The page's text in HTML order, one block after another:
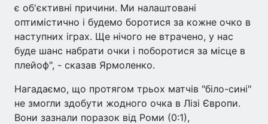
є об'єктивні причини. Ми налаштовані
оптимістично і будемо боротися за кожне очко в
наступних іграх. Ще нічого не втрачено, у нас
буде шанс набрати очки і поборотися за місце в
плейоф", - сказав Ярмоленко.
Нагадаємо, що протягом трьох матчів "біло-сині"
не змогли здобути жодного очка в Лізі Європи.
Вони зазнали поразок від Роми (0:1),